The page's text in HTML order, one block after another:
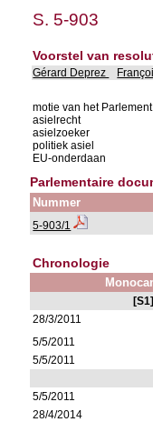
S. 5-903
Voorstel van
Gérard Deprez
motie van het Parlement
asielrecht
asielzoeker
politiek asiel
EU-onderdaan
Parlementaire
Nummer
5-903/1
Chronologie
28/3/2011
5/5/2011
5/5/2011
5/5/2011
28/4/2014